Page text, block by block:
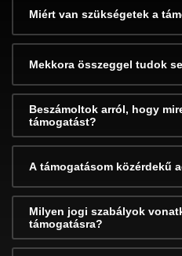
Miért van szükségetek a
Mekkora összeggel tudok
Beszámoltok arról, hogy
támogatást?
A támogatásom közérdekű
Milyen jogi szabályok
támogatásra?